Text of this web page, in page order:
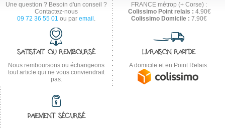
Une question ? Besoin d'un conseil ?
Contactez-nous
09 72 36 55 01 ou par email .
FRANCE métrop (+ Corse) :
Colissimo Point relais : 4.90€
Colissimo Domicile : 7.90€
SATISFAIT OU REMBOURSÉ
Nous remboursons ou échangeons
tout article qui ne vous conviendrait
pas.
LIVRAISON RAPIDE
A domicile et en Point Relais.
PAIEMENT SÉCURISÉ